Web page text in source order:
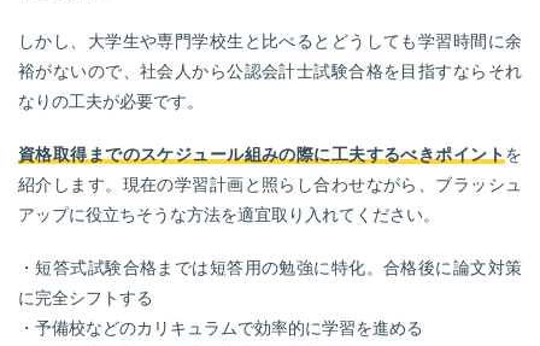
しかし、大学生や専門学校生と比べるとどうしても学習時間に余
裕がないので、社会人から公認会計士試験合格を目指すならそれ
なりの工夫が必要です。
資格取得までのスケジュール組みの際に工夫するべきポイントを
紹介します。現在の学習計画と照らし合わせながら、ブラッシュ
アップに役立ちそうな方法を適宜取り入れてください。
・短答式試験合格までは短答用の勉強に特化。合格後に論文対策
に完全シフトする
・予備校などのカリキュラムで効率的に学習を進める